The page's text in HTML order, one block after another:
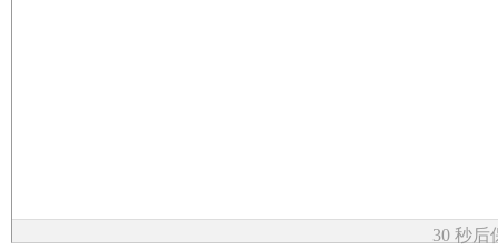
30 秒后